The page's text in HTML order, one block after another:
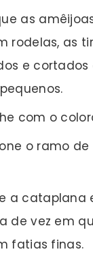
as
rodelas, as
e
com o
o ramo
a cataplana
de vez em
fatias finas.